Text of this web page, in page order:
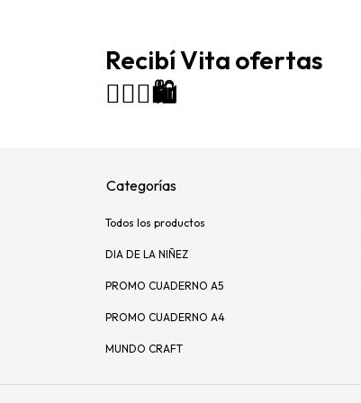
Recibí Vita ofertas
🙋🏻‍♀️🛍️
Categorías
Todos los productos
DIA DE LA NIÑEZ
PROMO CUADERNO A5
PROMO CUADERNO A4
MUNDO CRAFT